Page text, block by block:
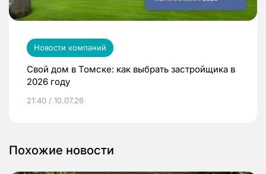
Новости компаний
Свой дом в Томске: как выбрать застройщика в
2026 году
21:40 / 10.07.26
Похожие новости